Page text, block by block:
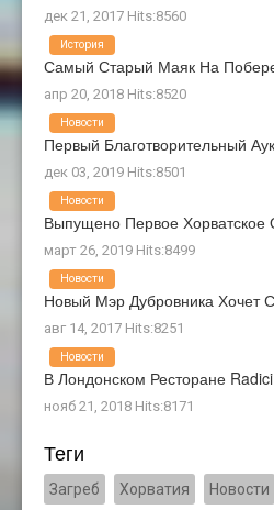
дек 21, 2017 Hits:8560
Самый Старый Маяк На
апр 20, 2018 Hits:8520
История
Первый Благотворительный
дек 03, 2019 Hits:8501
Новости
Выпущено Первое
март 26, 2019 Hits:8499
Новости
Новый Мэр Дубровника Хочет
авг 14, 2017 Hits:8251
Новости
В Лондонском Ресторане
нояб 21, 2018 Hits:8171
Новости
Теги
Загреб Хорватия Новости